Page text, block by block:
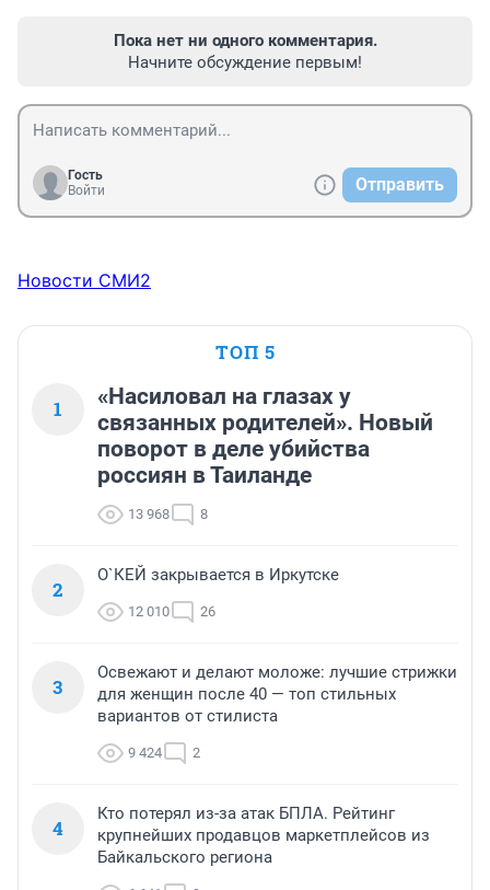
Пока нет ни одного комментария.
Начните обсуждение первым!
Гость
Войти
Отправить
Новости СМИ2
ТОП 5
1
«Насиловал на глазах у
связанных родителей». Новый
поворот в деле убийства
россиян в Таиланде
13 968 8
2
О`КЕЙ закрывается в Иркутске
12 010 26
3
Освежают и делают моложе: лучшие стрижки
для женщин после 40 — топ стильных
вариантов от стилиста
9 424 2
4
Кто потерял из-за атак БПЛА. Рейтинг
крупнейших продавцов маркетплейсов из
Байкальского региона